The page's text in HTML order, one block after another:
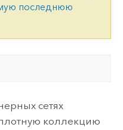
последнюю
сетях
коллекцию